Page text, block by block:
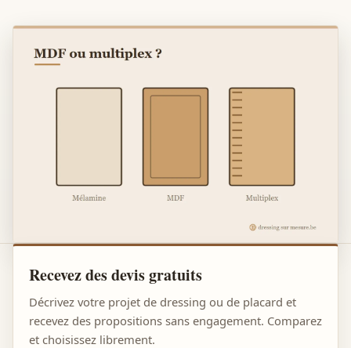
Recevez des devis gratuits
Décrivez votre projet de dressing ou de placard et
recevez des propositions sans engagement. Comparez
et choisissez librement.